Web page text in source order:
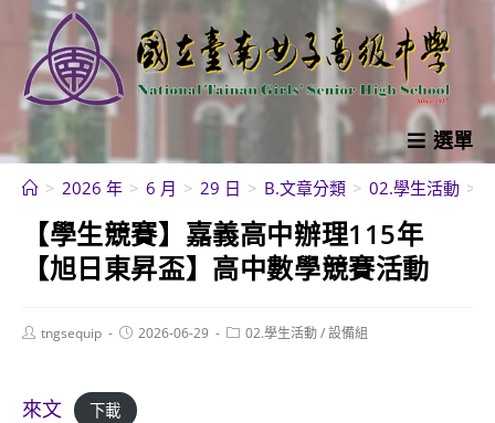
內
選單
> 2026 年 > 6 月 > 29 日 > B.文章分類 > 02.學生活動 >
【學生競賽】嘉義高中辦理115年
【旭日東昇盃】高中數學競賽活動
Posttngsequip
Post2026-06-29
Post02.學生活動/設備組
來文 下載